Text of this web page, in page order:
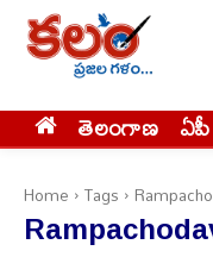
తెలంగాణ ఏపీ
Home Tags